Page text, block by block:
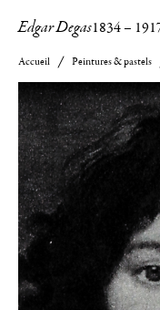
Edgar Degas1834–
Accueil Peintures & pastels